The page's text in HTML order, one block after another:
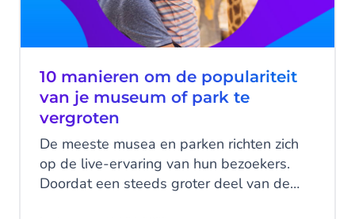
10 manieren om de populariteit
van je museum of park te
vergroten
De meeste musea en parken richten zich
op de live-ervaring van hun bezoekers.
Doordat een steeds groter deel van de